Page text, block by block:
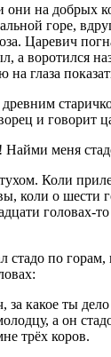
они на добрых
горе,
Царевич
а воротился
глаза
и говорит
меня
Коли
коли о шести
головах-
стадо по
какое ты дело
а он
трёх коров.